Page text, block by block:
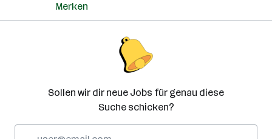
Merken
Sollen wir dir neue Jobs für genau diese
Suche schicken?